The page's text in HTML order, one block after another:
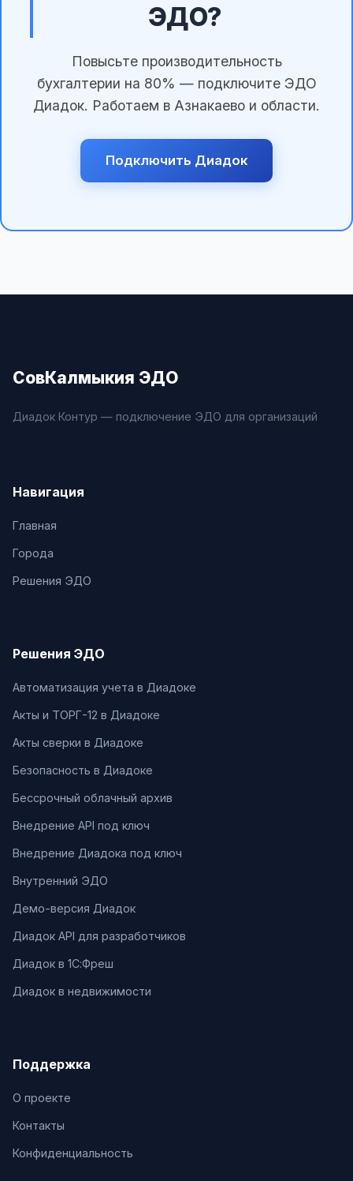
ЭДО?
Повысьте производительность
бухгалтерии на 80% — подключите ЭДО
Диадок. Работаем в Азнакаево и области.
Подключить Диадок
СовКалмыкия ЭДО
Диадок Контур — подключение ЭДО для организаций
Навигация
Главная
Города
Решения ЭДО
Решения ЭДО
Автоматизация учета в Диадоке
Акты и ТОРГ-12 в Диадоке
Акты сверки в Диадоке
Безопасность в Диадоке
Бессрочный облачный архив
Внедрение API под ключ
Внедрение Диадока под ключ
Внутренний ЭДО
Демо-версия Диадок
Диадок API для разработчиков
Диадок в 1С:Фреш
Диадок в недвижимости
Поддержка
О проекте
Контакты
Конфиденциальность